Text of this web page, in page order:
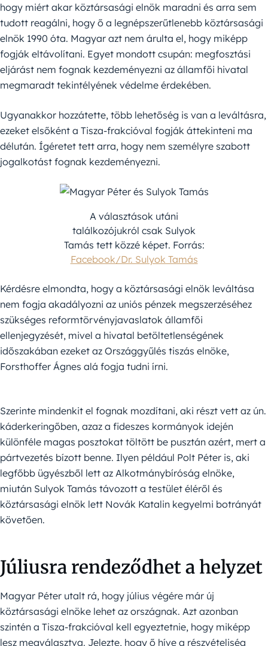
hogy miért akar köztársasági elnök maradni és arra sem
tudott reagálni, hogy ő a legnépszerűtlenebb köztársasági
elnök 1990 óta. Magyar azt nem árulta el, hogy miképp
fogják eltávolítani. Egyet mondott csupán: megfosztási
eljárást nem fognak kezdeményezni az államfői hivatal
megmaradt tekintélyének védelme érdekében.
Ugyanakkor hozzátette, több lehetőség is van a leváltásra,
ezeket elsőként a Tisza-frakcióval fogják áttekinteni ma
délután. Ígéretet tett arra, hogy nem személyre szabott
jogalkotást fognak kezdeményezni.
A választások utáni
találkozójukról csak Sulyok
Tamás tett közzé képet. Forrás:
Facebook/Dr. Sulyok Tamás
Kérdésre elmondta, hogy a köztársasági elnök leváltása
nem fogja akadályozni az uniós pénzek megszerzéséhez
szükséges reformtörvényjavaslatok államfői
ellenjegyzését, mivel a hivatal betöltetlenségének
időszakában ezeket az Országgyűlés tiszás elnöke,
Forsthoffer Ágnes alá fogja tudni írni.
Szerinte mindenkit el fognak mozdítani, aki részt vett az ún.
káderkeringőben, azaz a fideszes kormányok idején
különféle magas posztokat töltött be pusztán azért, mert a
pártvezetés bízott benne. Ilyen például Polt Péter is, aki
legfőbb ügyészből lett az Alkotmánybíróság elnöke,
miután Sulyok Tamás távozott a testület éléről és
köztársasági elnök lett Novák Katalin kegyelmi botrányát
követően.
Júliusra rendeződhet a helyzet
Magyar Péter utalt rá, hogy július végére már új
köztársasági elnöke lehet az országnak. Azt azonban
szintén a Tisza-frakcióval kell egyeztetnie, hogy miképp
lesz megválasztva. Jelezte, hogy ő híve a részvételiség